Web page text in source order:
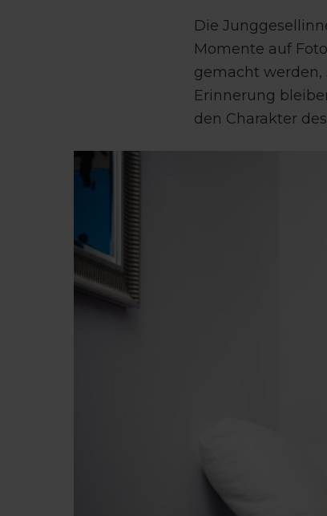
Die
Momente auf
gemacht
Erinnerung
den Charakter